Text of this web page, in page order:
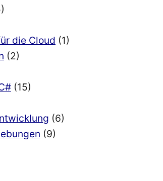
die Cloud (1)
(2)
(15)
(6)
(9)